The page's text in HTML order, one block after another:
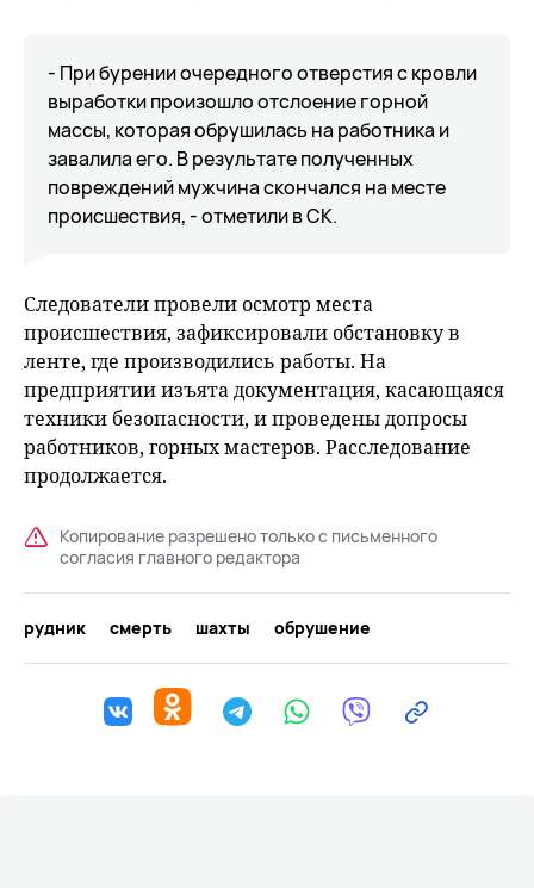
- При бурении очередного отверстия с кровли
выработки произошло отслоение горной
массы, которая обрушилась на работника и
завалила его. В результате полученных
повреждений мужчина скончался на месте
происшествия, - отметили в СК.
Следователи провели осмотр места
происшествия, зафиксировали обстановку в
ленте, где производились работы. На
предприятии изъята документация, касающаяся
техники безопасности, и проведены допросы
работников, горных мастеров. Расследование
продолжается.
Копирование разрешено только с письменного
согласия главного редактора
рудник смерть шахты обрушение